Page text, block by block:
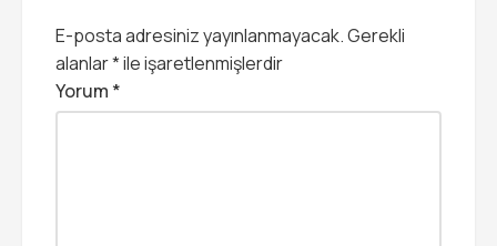
E-posta adresiniz yayınlanmayacak.Gerekli
alanlar*ile işaretlenmişlerdir
Yorum *